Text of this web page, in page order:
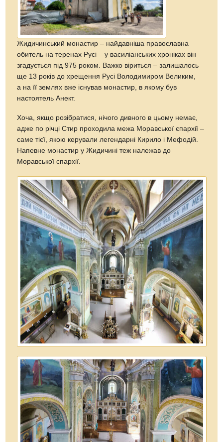
Жидичинський монастир – найдавніша православна
обитель на теренах Русі – у василіанських хроніках він
згадується під 975 роком. Важко віриться – залишалось
ще 13 років до хрещення Русі Володимиром Великим,
а на її землях вже існував монастир, в якому був
настоятель Анект.
Хоча, якщо розібратися, нічого дивного в цьому немає,
адже по річці Стир проходила межа Моравської єпархії –
саме тієї, якою керували легендарні Кирило і Мефодій.
Напевне монастир у Жидичині теж належав до
Моравської єпархії.